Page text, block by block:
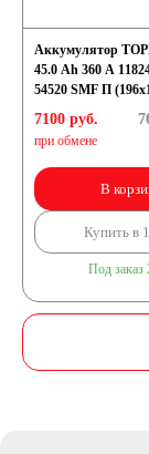
Аккумулятор
45.0 Ah 360 A
54520 SMF П
B19L
7100 руб.
при обмене
В
Купить в
Под заказ